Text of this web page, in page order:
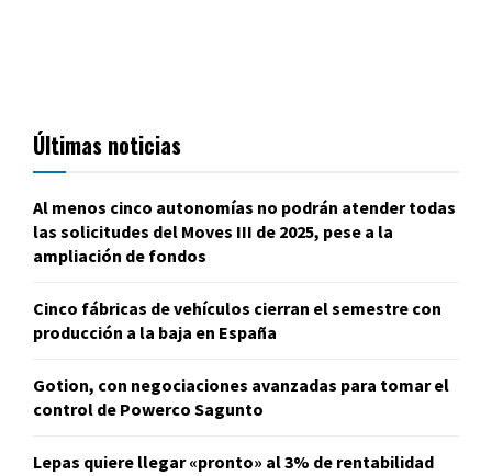
Últimas noticias
Al menos cinco autonomías no podrán atender todas
las solicitudes del Moves III de 2025, pese a la
ampliación de fondos
Cinco fábricas de vehículos cierran el semestre con
producción a la baja en España
Gotion, con negociaciones avanzadas para tomar el
control de Powerco Sagunto
Lepas quiere llegar «pronto» al 3% de rentabilidad